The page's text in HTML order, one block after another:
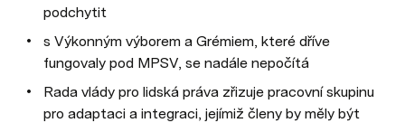
podchytit
s Výkonným výborem a Grémiem, které dříve
fungovaly pod MPSV, se nadále nepočítá
Rada vlády pro lidská práva zřizuje pracovní skupinu
pro adaptaci a integraci, jejímiž členy by měly být